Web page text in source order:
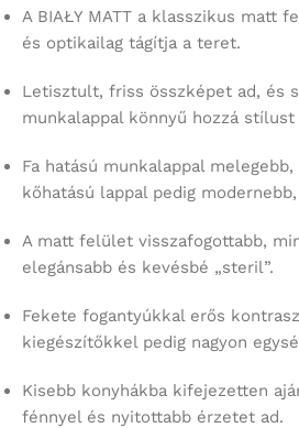
A BIAŁY MATT a klasszikus matt
és optikailag tágítja a teret.
Letisztult, friss összképet ad, és
munkalappal könnyű hozzá stílust
Fa hatású munkalappal
kőhatású lappal pedig modernebb,
A matt felület visszafogottabb,
elegánsabb és kevésbé „steril”.
Fekete fogantyúkkal erős
kiegészítőkkel pedig nagyon
Kisebb konyhákba kifejezetten
fénnyel és nyitottabb érzetet ad.